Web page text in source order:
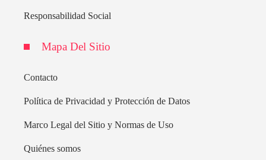
Responsabilidad Social
Mapa Del Sitio
Contacto
Política de Privacidad y Protección de Datos
Marco Legal del Sitio y Normas de Uso
Quiénes somos